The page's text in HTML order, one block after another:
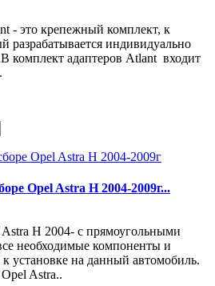
- это крепежный комплект, к
разрабатывается индивидуально
комплект адаптеров Atlant входит
Opel Astra H 2004-2009г...
H 2004- с прямоугольными
необходимые компоненты и
установке на данный автомобиль.
Astra..